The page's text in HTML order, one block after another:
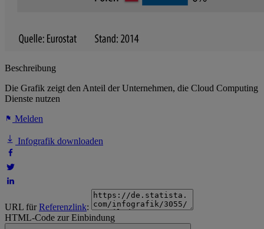
Beschreibung
Die Grafik zeigt den Anteil der Unternehmen, die Cloud Computing
Dienste nutzen
Melden
Infografik downloaden
URL fürReferenzlink:
HTML-Code zur Einbindung